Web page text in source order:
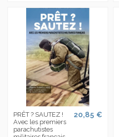
PRÊT ? SAUTEZ !
Avec les premiers
parachutistes
20,85 €